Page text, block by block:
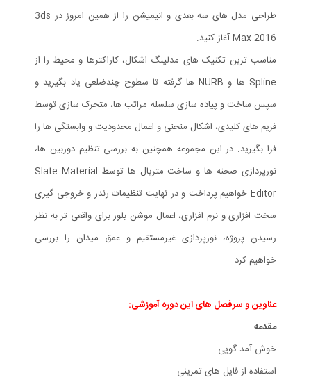
طراحی مدل های سه بعدی و انیمیشن را از همین امروز در 3ds
Max 2016 آغاز کنید.
مناسب ترین تکنیک های مدلینگ اشکال، کاراکترها و محیط را از
Spline ها و NURB ها گرفته تا سطوح چندضلعی یاد بگیرید و
سپس ساخت و پیاده سازی سلسله مراتب ها، متحرک سازی توسط
فریم های کلیدی، اشکال منحنی و اعمال محدودیت و وابستگی ها را
فرا بگیرید. در این مجموعه همچنین به بررسی تنظیم دوربین ها،
نورپردازی صحنه ها و ساخت متریال ها توسط Slate Material
Editor خواهیم پرداخت و در نهایت تنظیمات رندر و خروجی گیری
سخت افزاری و نرم افزاری، اعمال موشن بلور برای واقعی تر به نظر
رسیدن پروژه، نورپردازی غیرمستقیم و عمق میدان را بررسی
خواهیم کرد.
عناوین و سرفصل های این دوره آموزشی:
مقدمه
خوش آمد گویی
استفاده از فایل های تمرینی